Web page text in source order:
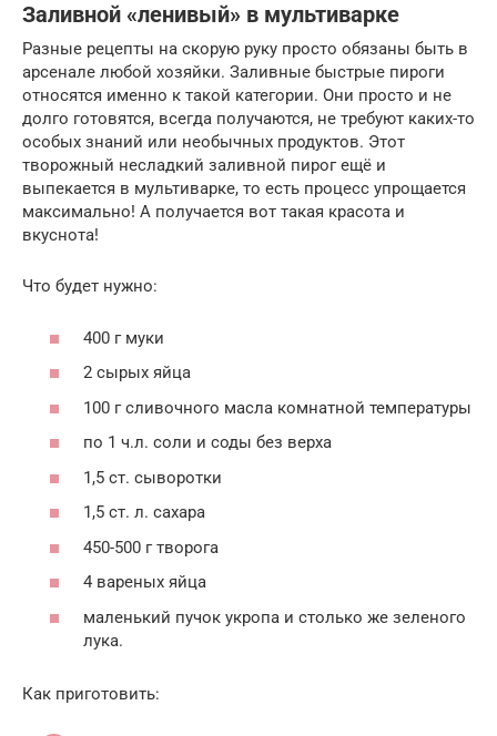
Заливной «ленивый» в мультиварке
Разные рецепты на скорую руку просто обязаны быть в
арсенале любой хозяйки. Заливные быстрые пироги
относятся именно к такой категории. Они просто и не
долго готовятся, всегда получаются, не требуют каких-то
особых знаний или необычных продуктов. Этот
творожный несладкий заливной пирог ещё и
выпекается в мультиварке, то есть процесс упрощается
максимально! А получается вот такая красота и
вкуснота!
Что будет нужно:
400 г муки
2 сырых яйца
100 г сливочного масла комнатной температуры
по 1 ч.л. соли и соды без верха
1,5 ст. сыворотки
1,5 ст. л. сахара
450-500 г творога
4 вареных яйца
маленький пучок укропа и столько же зеленого
лука.
Как приготовить: